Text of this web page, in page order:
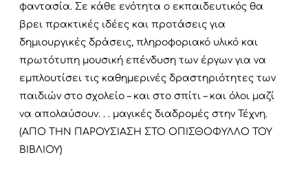
φαντασία. Σε κάθε ενότητα ο εκπαιδευτικός θα
βρει πρακτικές ιδέες και προτάσεις για
δημιουργικές δράσεις, πληροφοριακό υλικό και
πρωτότυπη μουσική επένδυση των έργων για να
εμπλουτίσει τις καθημερινές δραστηριότητες των
παιδιών στο σχολείο – και στο σπίτι – και όλοι μαζί
να απολαύσουν. . . μαγικές διαδρομές στην Τέχνη.
(ΑΠΟ ΤΗΝ ΠΑΡΟΥΣΙΑΣΗ ΣΤΟ ΟΠΙΣΘΟΦΥΛΛΟ ΤΟΥ
ΒΙΒΛΙΟΥ)